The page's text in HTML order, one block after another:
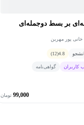
بر بسط دوجمله‌ای
خانی پور مهرین
4.8
(12)
کاربران گواهی‌نامه
99,000 تومان